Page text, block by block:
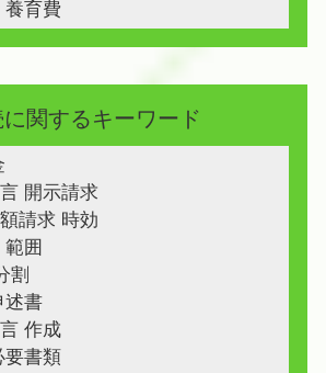
養育費
関するキーワード
開示請求
請求 時効
囲
割
述書
作成
要書類